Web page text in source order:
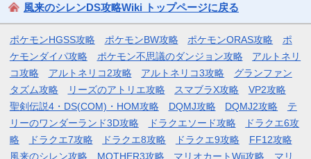
風来のシレンDS攻略Wiki トップページに戻る
ポケモンHGSS攻略 ポケモンBW攻略 ポケモンORAS攻略
ポ
ケモンダイパ攻略
ポケモン不思議のダンジョン攻略
アルトネリ
コ攻略
アルトネリコ2攻略 アルトネリコ3攻略
グランファン
タズム攻略
リーズのアトリエ攻略 スマブラX攻略
VP2攻略
聖剣伝説4・DS(COM)・HOM攻略
DQMJ攻略 DQMJ2攻略
テ
リーのワンダーランド3D攻略
ドラクエソード攻略
ドラクエ6攻
略
ドラクエ7攻略 ドラクエ8攻略 ドラクエ9攻略
FF12攻略
風来のシレン攻略
MOTHER3攻略 マリオカートWii攻略 マリ